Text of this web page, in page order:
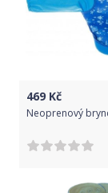
469 Kč